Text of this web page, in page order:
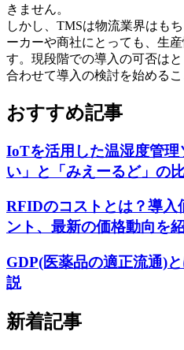
きません。
しかし、TMSは物流業界はも
ーカーや商社にとっても、生
す。現段階での導入の可否は
合わせて導入の検討を始めるこ
おすすめ記事
IoTを活用した温湿度管
い」と「みえーるど」の
RFIDのコストとは？導入
ント、最新の価格動向を
GDP(医薬品の適正流通)
説
新着記事